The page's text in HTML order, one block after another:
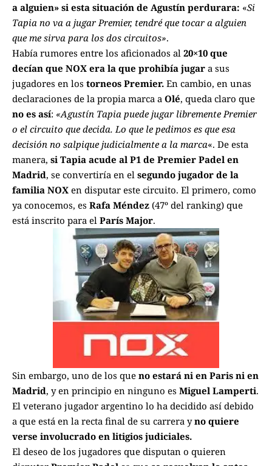
a alguien» si esta situación de Agustín perdurara: «Si
Tapia no va a jugar Premier, tendré que tocar a alguien
que me sirva para los dos circuitos».
Había rumores entre los aficionados al 20×10 que
decían que NOX era la que prohibía jugar a sus
jugadores en los torneos Premier. En cambio, en unas
declaraciones de la propia marca a Olé, queda claro que
no es así: «Agustín Tapia puede jugar libremente Premier
o el circuito que decida. Lo que le pedimos es que esa
decisión no salpique judicialmente a la marca«. De esta
manera, si Tapia acude al P1 de Premier Padel en
Madrid, se convertiría en el segundo jugador de la
familia NOX en disputar este circuito. El primero, como
ya conocemos, es Rafa Méndez (47º del ranking) que
está inscrito para el París Major.
Sin embargo, uno de los que no estará ni en Paris ni en
Madrid, y en principio en ninguno es Miguel Lamperti.
El veterano jugador argentino lo ha decidido así debido
a que está en la recta final de su carrera yno quiere
verse involucrado en litigios judiciales.
El deseo de los jugadores que disputan o quieren